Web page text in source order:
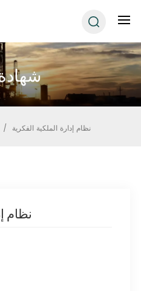
/ نظام إدارة الملكية الفكرية
نظام